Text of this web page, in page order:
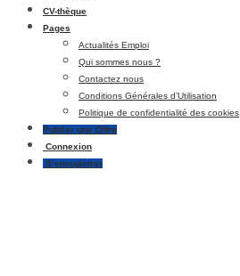
CV-thèque
Pages
Actualités Emploi
Qui sommes nous ?
Contactez nous
Conditions Générales d’Utilisation
Politique de confidentialité des cookies
Publier une Offre
Connexion
S’enregistrer